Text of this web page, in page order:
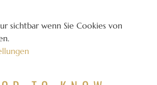
sichtbar wenn Sie Cookies von